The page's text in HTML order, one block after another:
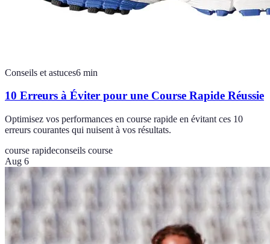
Conseils et astuces6 min
10 Erreurs à Éviter pour une Course Rapide Réussie
Optimisez vos performances en course rapide en évitant ces 10
erreurs courantes qui nuisent à vos résultats.
course rapideconseils course
Aug 6